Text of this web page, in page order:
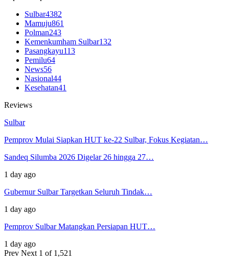
Sulbar4382
Mamuju861
Polman243
Kemenkumham Sulbar132
Pasangkayu113
Pemilu64
News56
Nasional44
Kesehatan41
Reviews
Sulbar
Pemprov Mulai Siapkan HUT ke-22 Sulbar, Fokus Kegiatan…
Sandeq Silumba 2026 Digelar 26 hingga 27…
1 day ago
Gubernur Sulbar Targetkan Seluruh Tindak…
1 day ago
Pemprov Sulbar Matangkan Persiapan HUT…
1 day ago
Prev Next 1 of 1,521